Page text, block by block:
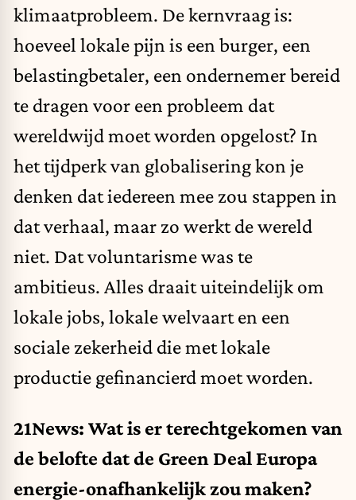
klimaatprobleem. De kernvraag is:
hoeveel lokale pijn is een burger, een
belastingbetaler, een ondernemer bereid
te dragen voor een probleem dat
wereldwijd moet worden opgelost? In
het tijdperk van globalisering kon je
denken dat iedereen mee zou stappen in
dat verhaal, maar zo werkt de wereld
niet. Dat voluntarisme was te
ambitieus. Alles draait uiteindelijk om
lokale jobs, lokale welvaart en een
sociale zekerheid die met lokale
productie gefinancierd moet worden.
21News: Wat is er terechtgekomen van
de belofte dat de Green Deal Europa
energie-onafhankelijk zou maken?